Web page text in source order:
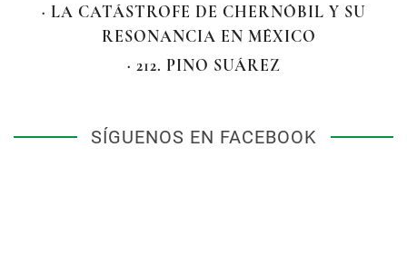
· LA CATÁSTROFE DE CHERNÓBIL Y SU
RESONANCIA EN MÉXICO
· 212. PINO SUÁREZ
SÍGUENOS EN FACEBOOK